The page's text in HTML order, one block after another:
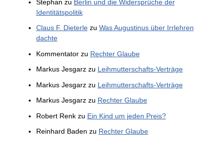
Stephan zu Berlin und die Widersprüche der
Identitätspolitik
Claus F. Dieterlezu Was Augustinus über Irrlehren
dachte
Kommentatorzu Rechter Glaube
Markus Jesgarzzu Leihmutterschafts-Verträge
Markus Jesgarzzu Leihmutterschafts-Verträge
Markus Jesgarzzu Rechter Glaube
Robert Renkzu Ein Kind um jeden Preis?
Reinhard Baden zu Rechter Glaube